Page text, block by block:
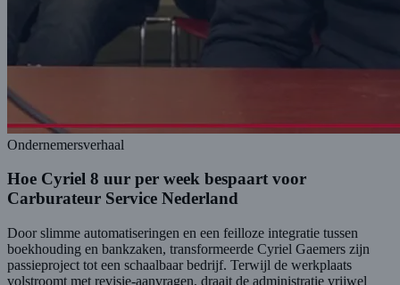
Ondernemersverhaal
Hoe Cyriel 8 uur per week bespaart voor
Carburateur Service Nederland
Door slimme automatiseringen en een feilloze integratie tussen
boekhouding en bankzaken, transformeerde Cyriel Gaemers zijn
passieproject tot een schaalbaar bedrijf. Terwijl de werkplaats
volstroomt met revisie-aanvragen, draait de administratie vrijwel